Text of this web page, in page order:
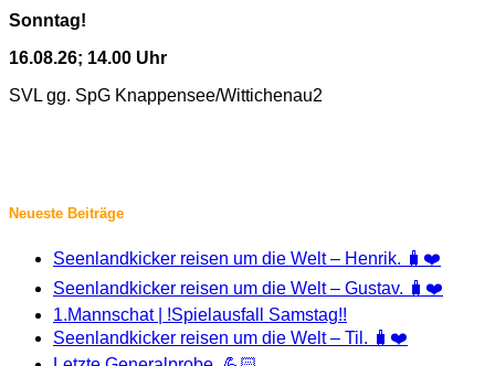
Sonntag!
16.08.26; 14.00 Uhr
SVL gg. SpG Knappensee/Wittichenau2
Neueste Beiträge
Seenlandkicker reisen um die Welt – Henrik. 🧳❤️
Seenlandkicker reisen um die Welt – Gustav. 🧳❤️
1.Mannschat | !Spielausfall Samstag!!
Seenlandkicker reisen um die Welt – Til. 🧳❤️